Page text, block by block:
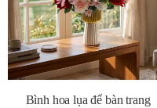
Bình hoa lụa để bàn trang